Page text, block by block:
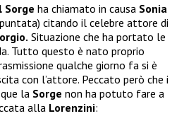
Sorge ha chiamato in causa Sonia
citando il celebre attore di
Situazione che ha portato le
Tutto questo è nato proprio
qualche giorno fa si è
con l’attore. Peccato però che i
la Sorge non ha potuto fare a
alla Lorenzini: